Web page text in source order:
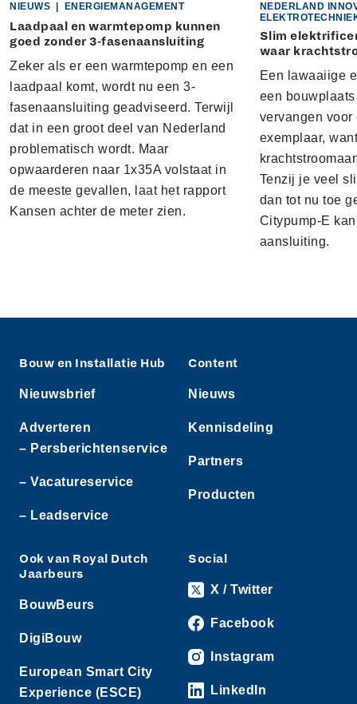
NIEUWS ENERGIEMANAGEMENT
Laadpaal en warmtepomp kunnen
goed zonder 3-fasenaansluiting
Zeker als er een warmtepomp en een
laadpaal komt, wordt nu een 3-
fasenaansluiting geadviseerd. Terwijl
dat in een groot deel van Nederland
problematisch wordt. Maar
opwaarderen naar 1x35A volstaat in
de meeste gevallen, laat het rapport
Kansen achter de meter zien.
NEDERLAND
Slim
waar
Een lawaaiige
een
vervangen
exemplaar,
Tenzij je veel
dan tot nu toe
Citypump-E
aansluiting.
Bouw en Installatie Hub
Nieuwsbrief
Adverteren
– Persberichtenservice
– Vacatureservice
– Leadservice
Content
Nieuws
Kennisdeling
Partners
Producten
Ook van Royal Dutch
Jaarbeurs
BouwBeurs
DigiBouw
European Smart City
Experience (ESCE)
Social
X / Twitter
Facebook
Instagram
LinkedIn